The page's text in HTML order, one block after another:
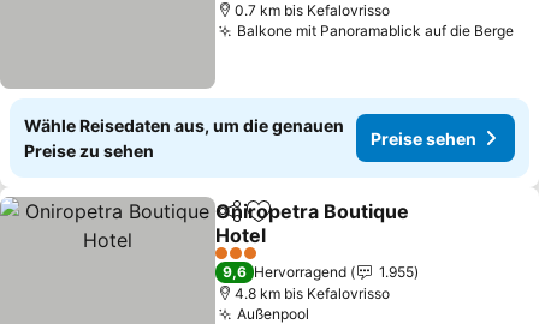
0.7 km bis Kefalovrisso
Balkone mit Panoramablick auf die Berge
Wähle Reisedaten aus, um die genauen
Preise zu sehen
Preise sehen
TeilenZu Favoriten hinzufügen
Oniropetra Boutique
Hotel
3 Sterne
9,6 Hervorragend
1.955
4.8 km bis Kefalovrisso
Außenpool